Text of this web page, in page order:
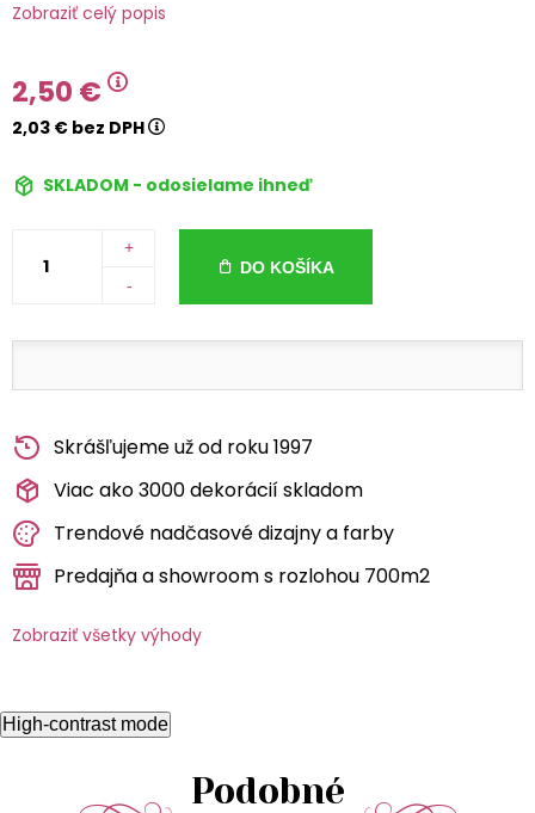
Zobraziť celý popis
2,50 €
2,03 € bez DPH
SKLADOM - odosielame ihneď
+
-
DO KOŠÍKA
Skrášľujeme už od roku 1997
Viac ako 3000 dekorácií skladom
Trendové nadčasové dizajny a farby
Predajňa a showroom s rozlohou 700m2
Zobraziť všetky výhody
High-contrast mode
Podobné